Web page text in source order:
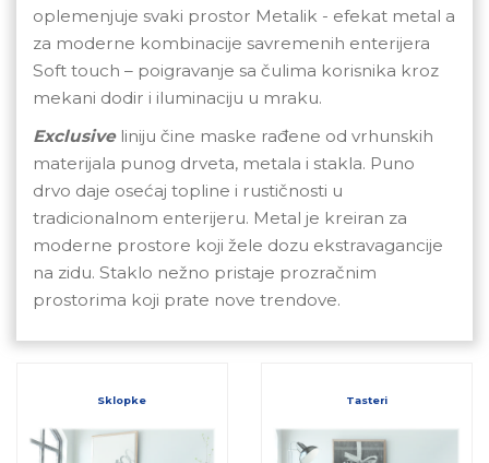
oplemenjuje svaki prostor Metalik - efekat metal a
za moderne kombinacije savremenih enterijera
Soft touch – poigravanje sa čulima korisnika kroz
mekani dodir i iluminaciju u mraku.
Exclusiveliniju čine maske rađene od vrhunskih
materijala punog drveta, metala i stakla. Puno
drvo daje osećaj topline i rustičnosti u
tradicionalnom enterijeru. Metal je kreiran za
moderne prostore koji žele dozu ekstravagancije
na zidu. Staklo nežno pristaje prozračnim
prostorima koji prate nove trendove.
Sklopke Tasteri